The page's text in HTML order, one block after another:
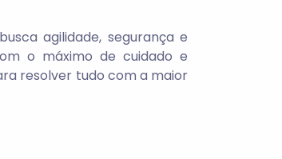
agilidade, segurança e
o máximo de cuidado e
resolver tudo com a maior